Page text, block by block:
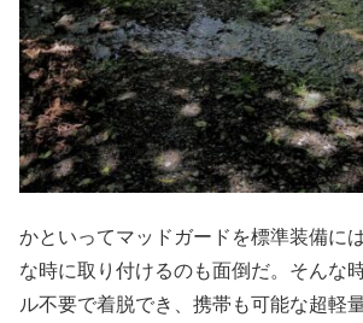
かといってマッドガードを標準装備に
な時に取り付けるのも面倒だ。そんな
ル不要で着脱でき、携帯も可能な超軽